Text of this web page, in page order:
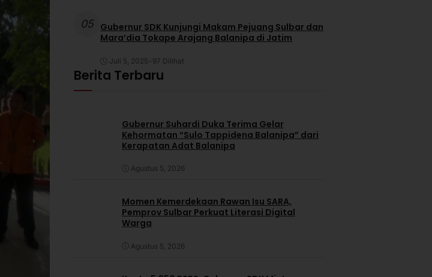
05
Gubernur SDK Kunjungi Makam Pejuang Sulbar dan
Mara’dia Tokape Arajang Balanipa di Jatim
Juli 5, 2025 97 Dilihat
Berita Terbaru
Gubernur Suhardi Duka Terima Gelar
Kehormatan “Sulo Tappidena Balanipa” dari
Kerapatan Adat Balanipa
Agustus 5, 2026
Momen Kemerdekaan Rawan Isu SARA,
Pemprov Sulbar Perkuat Literasi Digital
Warga
Agustus 5, 2026